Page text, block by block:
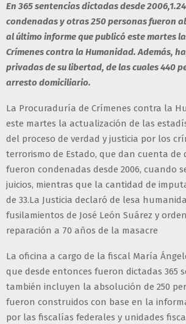
En 365 sentencias dictadas desde
condenadas y otras 250 personas fueron
al último informe que publicó este martes
Crímenes contra la Humanidad. Además,
privadas de su libertad, de las cuales 440
arresto domiciliario.
La Procuraduría de Crímenes contra la
este martes la actualización de las
del proceso de verdad y justicia por los
terrorismo de Estado, que dan cuenta de
fueron condenadas desde 2006, cuando
juicios, mientras que la cantidad de
de 33.La Justicia declaró de lesa
fusilamientos de José León Suárez y
reparación a 70 años de la masacre
La oficina a cargo de la fiscal María
que desde entonces fueron dictadas 365
también incluyen la absolución de 250
fueron construidos con base en la
por las fiscalías federales y unidades